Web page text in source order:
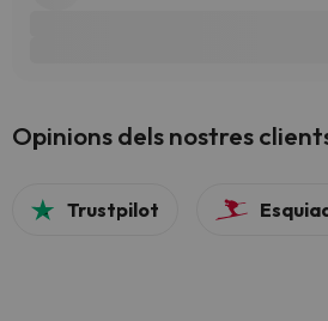
Opinions dels nostres
Trustpilot